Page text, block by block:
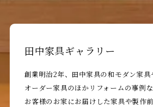
田中家具ギャラリー
創業明治2年、田中家具の和モダン家具
オーダー家具のほかリフォームの事例
お客様のお家にお届けした家具や製作